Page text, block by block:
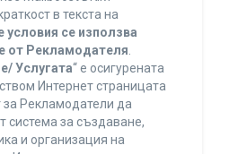
в текста на
условия се използва
от Рекламодателя.
Услугата“ е осигурената
Интернет страницата
Рекламодатели да
система за създаване,
и организация на